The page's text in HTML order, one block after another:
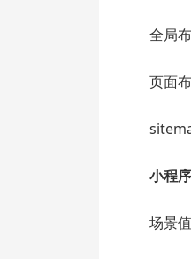
全局
页面
小程
场景值